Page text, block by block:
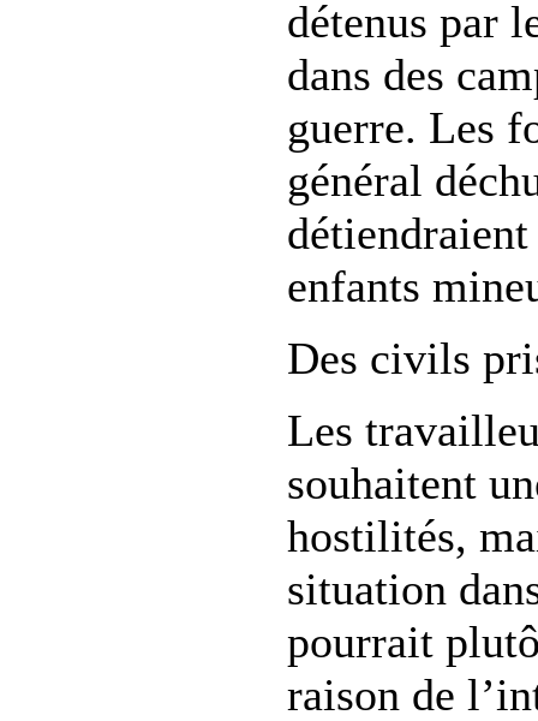
détenus par
dans des
guerre. Les
général
enfants
Des civils
Les
souhaitent
hostilités,
situation
pourrait
raison de